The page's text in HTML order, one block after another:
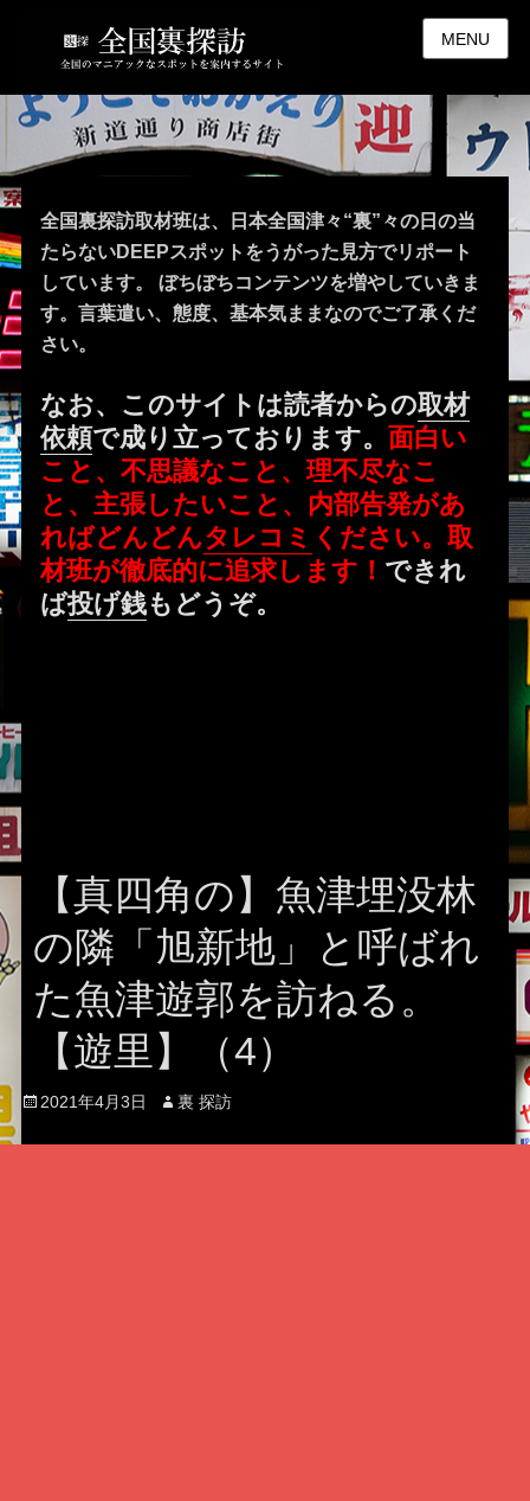
MENU
全国裏探訪取材班は、日本全国津々“裏”々の日の当
たらないDEEPスポットをうがった見方でリポート
しています。 ぼちぼちコンテンツを増やしていきま
す。言葉遣い、態度、基本気ままなのでご了承くだ
さい。
なお、このサイトは読者からの取材
依頼で成り立っております。面白い
こと、不思議なこと、理不尽なこ
と、主張したいこと、内部告発があ
ればどんどんタレコミ ください。取
材班が徹底的に追求します！ できれ
ば投げ銭もどうぞ。
【真四角の】魚津埋没林
の隣「旭新地」と呼ばれ
た魚津遊郭を訪ねる。
【遊里】（4）
Posted
2021年4月3日 Author
裏 探訪